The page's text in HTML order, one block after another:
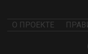
О ПРОЕКТЕ